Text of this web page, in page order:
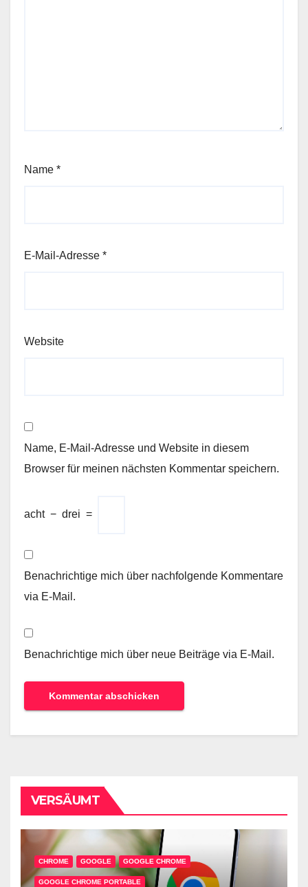
Name *
E-Mail-Adresse *
Website
Name, E-Mail-Adresse und Website in diesem
Browser für meinen nächsten Kommentar speichern.
acht − drei =
Benachrichtige mich über nachfolgende Kommentare
via E-Mail.
Benachrichtige mich über neue Beiträge via E-Mail.
VERSÄUMT
CHROME GOOGLE GOOGLE CHROME
GOOGLE CHROME PORTABLE